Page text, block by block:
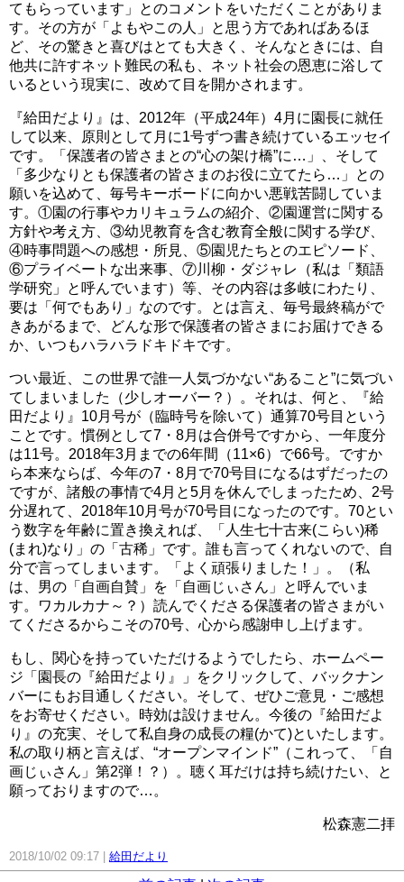
てもらっています」とのコメントをいただくことがありま
す。その方が「よもやこの人」と思う方であればあるほ
ど、その驚きと喜びはとても大きく、そんなときには、自
他共に許すネット難民の私も、ネット社会の恩恵に浴して
いるという現実に、改めて目を開かされます。
『給田だより』は、2012年（平成24年）4月に園長に就任
して以来、原則として月に1号ずつ書き続けているエッセイ
です。「保護者の皆さまとの“心の架け橋”に…」、そして
「多少なりとも保護者の皆さまのお役に立てたら…」との
願いを込めて、毎号キーボードに向かい悪戦苦闘していま
す。①園の行事やカリキュラムの紹介、②園運営に関する
方針や考え方、③幼児教育を含む教育全般に関する学び、
④時事問題への感想・所見、⑤園児たちとのエピソード、
⑥プライベートな出来事、⑦川柳・ダジャレ（私は「類語
学研究」と呼んでいます）等、その内容は多岐にわたり、
要は「何でもあり」なのです。とは言え、毎号最終稿がで
きあがるまで、どんな形で保護者の皆さまにお届けできる
か、いつもハラハラドキドキです。
つい最近、この世界で誰一人気づかない“あること”に気づい
てしまいました（少しオーバー？）。それは、何と、『給
田だより』10月号が（臨時号を除いて）通算70号目という
ことです。慣例として7・8月は合併号ですから、一年度分
は11号。2018年3月までの6年間（11×6）で66号。ですか
ら本来ならば、今年の7・8月で70号目になるはずだったの
ですが、諸般の事情で4月と5月を休んでしまったため、2号
分遅れて、2018年10月号が70号目になったのです。70とい
う数字を年齢に置き換えれば、「人生七十古来(こらい)稀
(まれ)なり」の「古稀」です。誰も言ってくれないので、自
分で言ってしまいます。「よく頑張りました！」。（私
は、男の「自画自賛」を「自画じぃさん」と呼んでいま
す。ワカルカナ～？）読んでくださる保護者の皆さまがい
てくださるからこその70号、心から感謝申し上げます。
もし、関心を持っていただけるようでしたら、ホームペー
ジ「園長の『給田だより』」をクリックして、バックナン
バーにもお目通しください。そして、ぜひご意見・ご感想
をお寄せください。時効は設けません。今後の『給田だよ
り』の充実、そして私自身の成長の糧(かて)といたします。
私の取り柄と言えば、“オープンマインド”（これって、「自
画じぃさん」第2弾！？）。聴く耳だけは持ち続けたい、と
願っておりますので…。
松森憲二拝
2018/10/02 09:17 給田だより